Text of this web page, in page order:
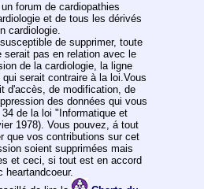
forum de cardiopathies
et de tous les dérivés
cardiologie.
de supprimer, toute
serait pas en relation avec le
de la cardiologie, la ligne
serait contraire à la loi.Vous
d'accès, de modification, de
des données qui vous
de la loi "Informatique et
1978). Vous pouvez, á tout
que vos contributions sur cet
soient supprimées mais
et ceci, si tout est en accord
heartandcoeur.